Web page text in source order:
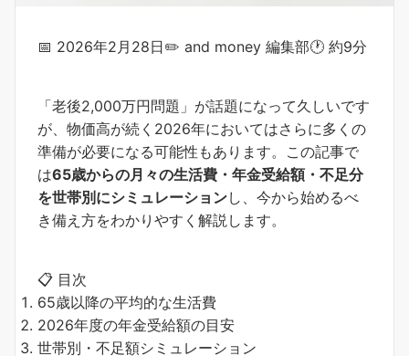
📅 2026年2月28日✏️ and money 編集部🕐 約9分
「老後2,000万円問題」が話題になって久しいです
が、物価高が続く2026年においてはさらに多くの
準備が必要になる可能性もあります。この記事で
は65歳からの月々の生活費・年金受給額・不足分
を世帯別にシミュレーションし、今から始めるべ
き備え方をわかりやすく解説します。
📋 目次
65歳以降の平均的な生活費
2026年度の年金受給額の目安
世帯別・不足額シミュレーション